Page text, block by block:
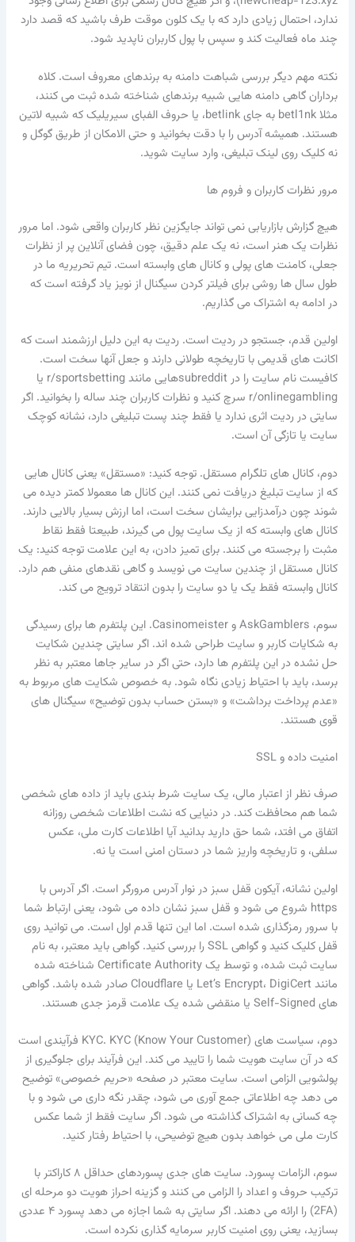
ندارد، احتمال زیادی دارد که با یک کلون موقت طرف باشید که قصد دارد
چند ماه فعالیت کند و سپس با پول کاربران ناپدید شود.
نکته مهم دیگر بررسی شباهت دامنه به برندهای معروف است. کلاه
برداران گاهی دامنه هایی شبیه برندهای شناخته شده ثبت می کنند،
مثلا betl1nk به جای betlink، یا حروف الفبای سیریلیک که شبیه لاتین
هستند. همیشه آدرس را با دقت بخوانید و حتی الامکان از طریق گوگل و
نه کلیک روی لینک تبلیغی، وارد سایت شوید.
مرور نظرات کاربران و فروم ها
هیچ گزارش بازاریابی نمی تواند جایگزین نظر کاربران واقعی شود. اما مرور
نظرات یک هنر است، نه یک علم دقیق، چون فضای آنلاین پر از نظرات
جعلی، کامنت های پولی و کانال های وابسته است. تیم تحریریه ما در
طول سال ها روشی برای فیلتر کردن سیگنال از نویز یاد گرفته است که
در ادامه به اشتراک می گذاریم.
اولین قدم، جستجو در ردیت است. ردیت به این دلیل ارزشمند است که
اکانت های قدیمی با تاریخچه طولانی دارند و جعل آنها سخت است.
کافیست نام سایت را در subredditهایی مانند r/sportsbetting یا
r/onlinegambling سرچ کنید و نظرات کاربران چند ساله را بخوانید. اگر
سایتی در ردیت اثری ندارد یا فقط چند پست تبلیغی دارد، نشانه کوچک
سایت یا تازگی آن است.
دوم، کانال های تلگرام مستقل. توجه کنید: «مستقل» یعنی کانال هایی
که از سایت تبلیغ دریافت نمی کنند. این کانال ها معمولا کمتر دیده می
شوند چون درآمدزایی برایشان سخت است، اما ارزش بسیار بالایی دارند.
کانال های وابسته که از یک سایت پول می گیرند، طبیعتا فقط نقاط
مثبت را برجسته می کنند. برای تمیز دادن، به این علامت توجه کنید: یک
کانال مستقل از چندین سایت می نویسد و گاهی نقدهای منفی هم دارد.
کانال وابسته فقط یک یا دو سایت را بدون انتقاد ترویج می کند.
سوم، AskGamblers و Casinomeister. این پلتفرم ها برای رسیدگی
به شکایات کاربر و سایت طراحی شده اند. اگر سایتی چندین شکایت
حل نشده در این پلتفرم ها دارد، حتی اگر در سایر جاها معتبر به نظر
برسد، باید با احتیاط زیادی نگاه شود. به خصوص شکایت های مربوط به
«عدم پرداخت برداشت» و «بستن حساب بدون توضیح» سیگنال های
قوی هستند.
امنیت داده و SSL
صرف نظر از اعتبار مالی، یک سایت شرط بندی باید از داده های شخصی
شما هم محافظت کند. در دنیایی که نشت اطلاعات شخصی روزانه
اتفاق می افتد، شما حق دارید بدانید آیا اطلاعات کارت ملی، عکس
سلفی، و تاریخچه واریز شما در دستان امنی است یا نه.
اولین نشانه، آیکون قفل سبز در نوار آدرس مرورگر است. اگر آدرس با
https شروع می شود و قفل سبز نشان داده می شود، یعنی ارتباط شما
با سرور رمزگذاری شده است. اما این تنها قدم اول است. می توانید روی
قفل کلیک کنید و گواهی SSL را بررسی کنید. گواهی باید معتبر، به نام
سایت ثبت شده، و توسط یک Certificate Authority شناخته شده
مانند Let’s Encrypt، DigiCert یا Cloudflare صادر شده باشد. گواهی
های Self-Signed یا منقضی شده یک علامت قرمز جدی هستند.
دوم، سیاست های KYC. KYC (Know Your Customer) فرآیندی است
که در آن سایت هویت شما را تایید می کند. این فرآیند برای جلوگیری از
پولشویی الزامی است. سایت معتبر در صفحه «حریم خصوصی» توضیح
می دهد چه اطلاعاتی جمع آوری می شود، چقدر نگه داری می شود و با
چه کسانی به اشتراک گذاشته می شود. اگر سایت فقط از شما عکس
کارت ملی می خواهد بدون هیچ توضیحی، با احتیاط رفتار کنید.
سوم، الزامات پسورد. سایت های جدی پسوردهای حداقل ۸ کاراکتر با
ترکیب حروف و اعداد را الزامی می کنند و گزینه احراز هویت دو مرحله ای
(2FA) را ارائه می دهند. اگر سایتی به شما اجازه می دهد پسورد ۴ عددی
بسازید، یعنی روی امنیت کاربر سرمایه گذاری نکرده است.